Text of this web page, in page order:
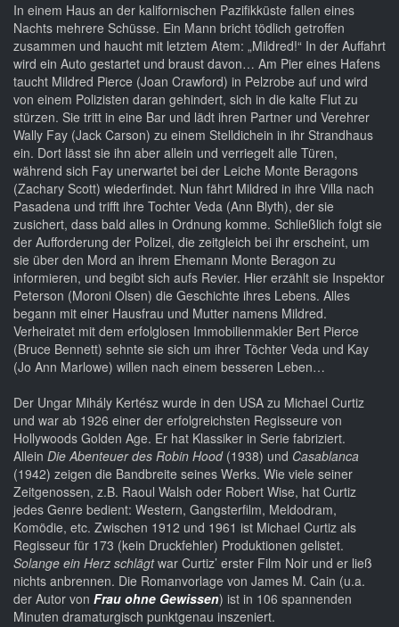
In einem Haus an der kalifornischen Pazifikküste fallen eines
Nachts mehrere Schüsse. Ein Mann bricht tödlich getroffen
zusammen und haucht mit letztem Atem: „Mildred!“ In der Auffahrt
wird ein Auto gestartet und braust davon… Am Pier eines Hafens
taucht Mildred Pierce (Joan Crawford) in Pelzrobe auf und wird
von einem Polizisten daran gehindert, sich in die kalte Flut zu
stürzen. Sie tritt in eine Bar und lädt ihren Partner und Verehrer
Wally Fay (Jack Carson) zu einem Stelldichein in ihr Strandhaus
ein. Dort lässt sie ihn aber allein und verriegelt alle Türen,
während sich Fay unerwartet bei der Leiche Monte Beragons
(Zachary Scott) wiederfindet. Nun fährt Mildred in ihre Villa nach
Pasadena und trifft ihre Tochter Veda (Ann Blyth), der sie
zusichert, dass bald alles in Ordnung komme. Schließlich folgt sie
der Aufforderung der Polizei, die zeitgleich bei ihr erscheint, um
sie über den Mord an ihrem Ehemann Monte Beragon zu
informieren, und begibt sich aufs Revier. Hier erzählt sie Inspektor
Peterson (Moroni Olsen) die Geschichte ihres Lebens. Alles
begann mit einer Hausfrau und Mutter namens Mildred.
Verheiratet mit dem erfolglosen Immobilienmakler Bert Pierce
(Bruce Bennett) sehnte sie sich um ihrer Töchter Veda und Kay
(Jo Ann Marlowe) willen nach einem besseren Leben…
Der Ungar Mihály Kertész wurde in den USA zu Michael Curtiz
und war ab 1926 einer der erfolgreichsten Regisseure von
Hollywoods Golden Age. Er hat Klassiker in Serie fabriziert.
Allein Die Abenteuer des Robin Hood (1938) und Casablanca
(1942) zeigen die Bandbreite seines Werks. Wie viele seiner
Zeitgenossen, z.B. Raoul Walsh oder Robert Wise, hat Curtiz
jedes Genre bedient: Western, Gangsterfilm, Meldodram,
Komödie, etc. Zwischen 1912 und 1961 ist Michael Curtiz als
Regisseur für 173 (kein Druckfehler) Produktionen gelistet.
Solange ein Herz schlägtwar Curtiz’ erster Film Noir und er ließ
nichts anbrennen. Die Romanvorlage von James M. Cain (u.a.
der Autor von Frau ohne Gewissen) ist in 106 spannenden
Minuten dramaturgisch punktgenau inszeniert.